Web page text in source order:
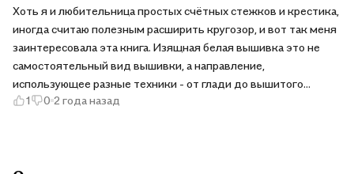
которая красуется на обложке. Если её осилить, то наверное,
станешь мастером.
Хоть я и любительница простых счётных стежков и крестика,
иногда считаю полезным расширить кругозор, и вот так меня
заинтересовала эта книга. Изящная белая вышивка это не
самостоятельный вид вышивки, а направление,
использующее разные техники - от глади до вышитого
кружева. Объединяющее начало этого стиля - вышивание
1 0 2 года назад